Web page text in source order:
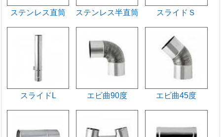
ステンレス直筒 ステンレス半直筒 スライドＳ
スライドL エビ曲90度 エビ曲45度